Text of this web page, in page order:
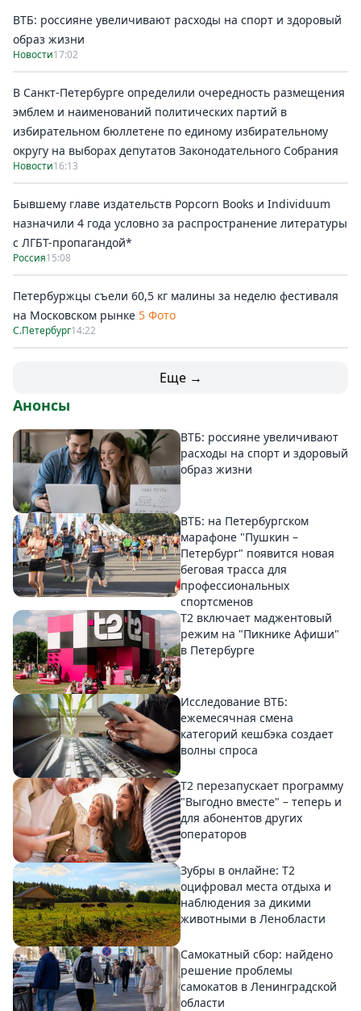
ВТБ: россияне увеличивают расходы на спорт и здоровый
образ жизни
Новости17:02
В Санкт-Петербурге определили очередность размещения
эмблем и наименований политических партий в
избирательном бюллетене по единому избирательному
округу на выборах депутатов Законодательного Собрания
Новости16:13
Бывшему главе издательств Popcorn Books и Individuum
назначили 4 года условно за распространение литературы
с ЛГБТ-пропагандой*
Россия15:08
Петербуржцы съели 60,5 кг малины за неделю фестиваля
на Московском рынке 5 Фото
С.Петербург14:22
Еще →
Анонсы
ВТБ: россияне увеличивают
расходы на спорт и здоровый
образ жизни
ВТБ: на Петербургском
марафоне "Пушкин –
Петербург" появится новая
беговая трасса для
профессиональных
спортсменов
Т2 включает маджентовый
режим на "Пикнике Афиши"
в Петербурге
Исследование ВТБ:
ежемесячная смена
категорий кешбэка создает
волны спроса
Т2 перезапускает программу
"Выгодно вместе" – теперь и
для абонентов других
операторов
Зубры в онлайне: Т2
оцифровал места отдыха и
наблюдения за дикими
животными в Ленобласти
Самокатный сбор: найдено
решение проблемы
самокатов в Ленинградской
области